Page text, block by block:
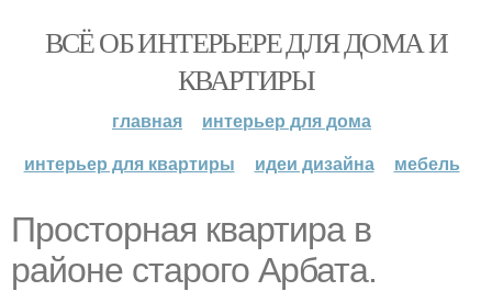
ВСЁ ОБ ИНТЕРЬЕРЕ ДЛЯ ДОМА И
КВАРТИРЫ
главная
интерьер для дома
интерьер для квартиры
идеи дизайна мебель
Просторная квартира в
районе старого Арбата.